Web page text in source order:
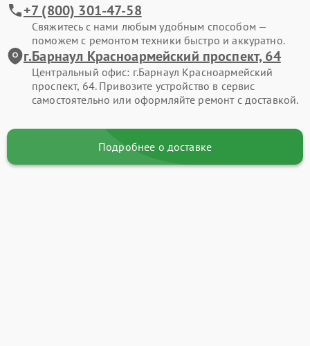
+7 (800) 301-47-58
Свяжитесь с нами любым удобным способом —
поможем с ремонтом техники быстро и аккуратно.
г.Барнаул Красноармейский проспект, 64
Центральный офис: г.Барнаул Красноармейский
проспект, 64. Привозите устройство в сервис
самостоятельно или оформляйте ремонт с доставкой.
Подробнее о доставке